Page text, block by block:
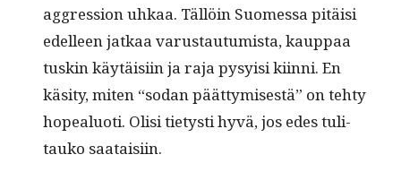
aggres­sion uhkaa. Täl­löin Suomes­sa pitäisi
edelleen jatkaa varus­tau­tu­mista, kaup­paa
tuskin käytäisi­in ja raja pysy­isi kiin­ni. En
käsi­ty, miten “sodan päät­tymis­es­tä” on tehty
hopealu­oti. Olisi tietysti hyvä, jos edes tuli­
tauko saataisiin.